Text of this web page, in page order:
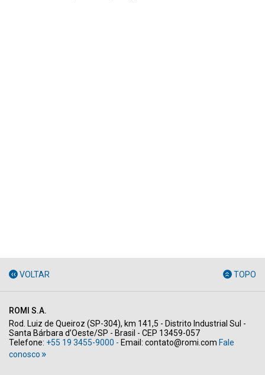
VOLTAR TOPO
ROMI S.A.
Rod. Luiz de Queiroz (SP-304), km 141,5 - Distrito Industrial Sul -
Santa Bárbara d’Oeste/SP - Brasil - CEP 13459-057
Telefone: +55 19 3455-9000 - Email: contato@romi.com Fale
conosco